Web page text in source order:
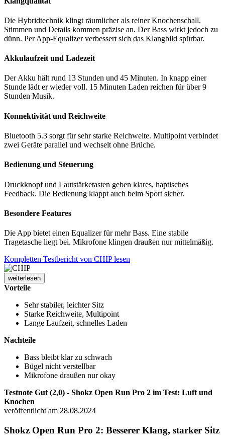
Die Hybridtechnik klingt räumlicher als reiner Knochenschall.
Stimmen und Details kommen präzise an. Der Bass wirkt jedoch zu
dünn. Per App-Equalizer verbessert sich das Klangbild spürbar.
Akkulaufzeit und Ladezeit
Der Akku hält rund 13 Stunden und 45 Minuten. In knapp einer
Stunde lädt er wieder voll. 15 Minuten Laden reichen für über 9
Stunden Musik.
Konnektivität und Reichweite
Bluetooth 5.3 sorgt für sehr starke Reichweite. Multipoint verbindet
zwei Geräte parallel und wechselt ohne Brüche.
Bedienung und Steuerung
Druckknopf und Lautstärketasten geben klares, haptisches
Feedback. Die Bedienung klappt auch beim Sport sicher.
Besondere Features
Die App bietet einen Equalizer für mehr Bass. Eine stabile
Tragetasche liegt bei. Mikrofone klingen draußen nur mittelmäßig.
Kompletten Testbericht von CHIP lesen
weiterlesen
Vorteile
Sehr stabiler, leichter Sitz
Starke Reichweite, Multipoint
Lange Laufzeit, schnelles Laden
Nachteile
Bass bleibt klar zu schwach
Bügel nicht verstellbar
Mikrofone draußen nur okay
Testnote Gut (2,0) - Shokz Open Run Pro 2 im Test: Luft und
Knochen
veröffentlicht am 28.08.2024
Shokz Open Run Pro 2: Besserer Klang, starker Sitz